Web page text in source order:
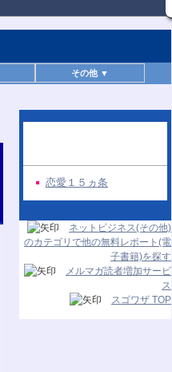
その他 ▼
恋愛１５ヵ条
ネットビジネス(その他)
のカテゴリで他の無料レポート(電
子書籍)を探す
メルマガ読者増加サービ
ス
スゴワザ TOP